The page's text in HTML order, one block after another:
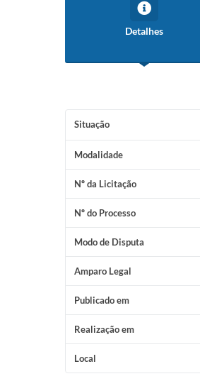
Detalhes
Situação
Modalidade
Nº da Licitação
Nº do Processo
Modo de Disputa
Amparo Legal
Publicado em
Realização em
Local